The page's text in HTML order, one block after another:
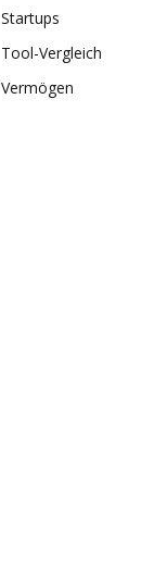
Startups
Tool-Vergleich
Vermögen